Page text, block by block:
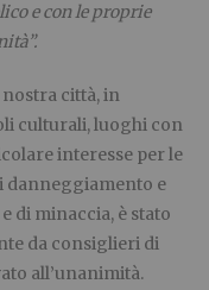
e con le proprie
città, in
culturali, luoghi con
interesse per le
danneggiamento e
di minaccia, è stato
da consiglieri di
all’unanimità.